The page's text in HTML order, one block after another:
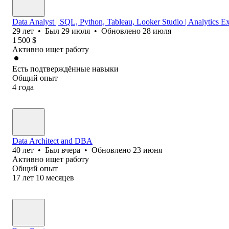
Data Analyst | SQL, Python, Tableau, Looker Studio | Analytics
29 лет • Был 29 июля • Обновлено 28 июля
1 500 $
Активно ищет работу
Есть подтверждённые навыки
Общий опыт
4 года
Data Architect and DBA
40 лет • Был вчера • Обновлено 23 июня
Активно ищет работу
Общий опыт
17 лет 10 месяцев